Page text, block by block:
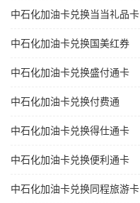
中石化加油卡兑换当当礼品卡
中石化加油卡兑换国美红券
中石化加油卡兑换盛付通卡
中石化加油卡兑换付费通
中石化加油卡兑换得仕通卡
中石化加油卡兑换便利通卡
中石化加油卡兑换同程旅游卡